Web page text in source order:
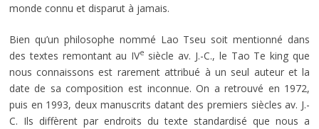
monde connu et disparut à jamais.
Bien qu’un philosophe nommé Lao Tseu soit mentionné dans
des textes remontant au IVe siècle av. J.-C., le Tao Te king que
nous connaissons est rarement attribué à un seul auteur et la
date de sa composition est inconnue. On a retrouvé en 1972,
puis en 1993, deux manuscrits datant des premiers siècles av. J.-
C. Ils diffèrent par endroits du texte standardisé que nous a